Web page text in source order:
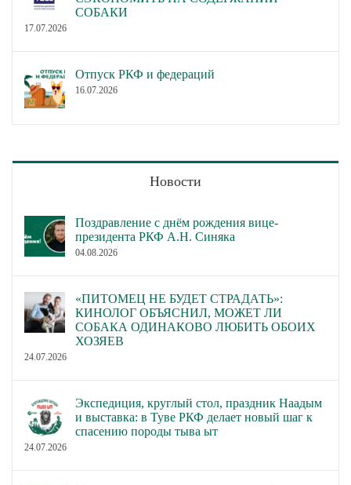
СОБАКИ
17.07.2026
Отпуск РКФ и федераций
16.07.2026
Новости
Поздравление с днём рождения вице-
президента РКФ А.Н. Синяка
04.08.2026
«ПИТОМЕЦ НЕ БУДЕТ СТРАДАТЬ»:
КИНОЛОГ ОБЪЯСНИЛ, МОЖЕТ ЛИ
СОБАКА ОДИНАКОВО ЛЮБИТЬ ОБОИХ
ХОЗЯЕВ
24.07.2026
Экспедиция, круглый стол, праздник Наадым
и выставка: в Туве РКФ делает новый шаг к
спасению породы тыва ыт
24.07.2026